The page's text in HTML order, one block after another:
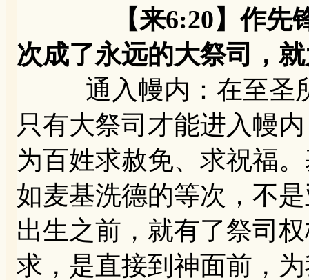
【来6:20】作先锋
次成了永远的大祭司，
通入幔内：在至圣所
只有大祭司才能进入幔
为百姓求赦免、求祝福
如麦基洗德的等次，不
出生之前，就有了祭司
求，是直接到神面前，